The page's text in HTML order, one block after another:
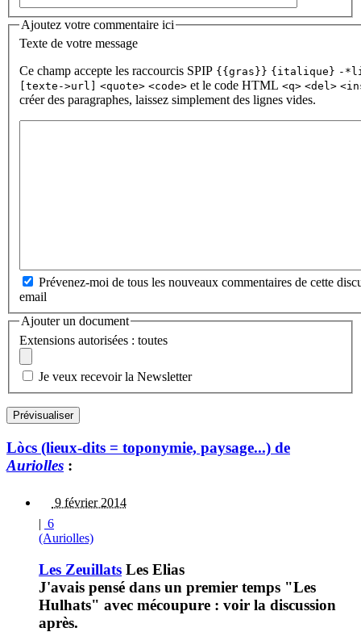
Ajoutez votre commentaire ici
Texte de votre message
Ce champ accepte les raccourcis SPIP {{gras}} {italique} -
[texte->url]
<quote> <code> et le code HTML <q> <del>
créer des paragraphes, laissez simplement des lignes vides.
Prévenez-moi de tous les nouveaux commentaires de cette
email
Ajouter un document
Extensions autorisées : toutes
Je veux recevoir la Newsletter
Lòcs (lieux-dits = toponymie, paysage...) de
Auriolles :
9 février 2014
| 6
(Auriolles)
Les Zeuillats Les Elias
J'avais pensé dans un premier temps "Les
Hulhats" avec mécoupure : voir la discussion
après.